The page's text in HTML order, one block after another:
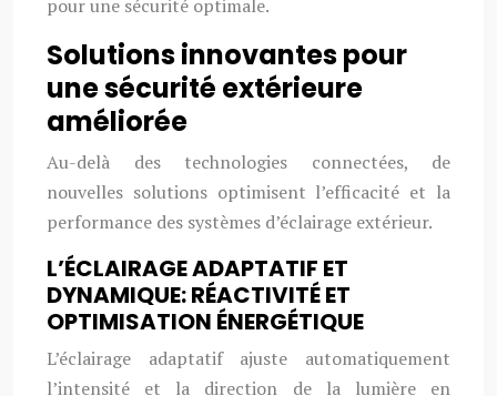
pour une sécurité optimale.
Solutions innovantes pour
une sécurité extérieure
améliorée
Au-delà des technologies connectées, de
nouvelles solutions optimisent l’efficacité et la
performance des systèmes d’éclairage extérieur.
L’ÉCLAIRAGE ADAPTATIF ET
DYNAMIQUE: RÉACTIVITÉ ET
OPTIMISATION ÉNERGÉTIQUE
L’éclairage adaptatif ajuste automatiquement
l’intensité et la direction de la lumière en